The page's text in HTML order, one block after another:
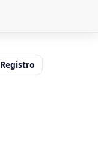
Registro